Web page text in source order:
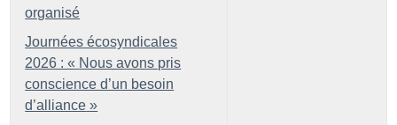
organisé
Journées écosyndicales
2026 : « Nous avons pris
conscience d’un besoin
d’alliance »